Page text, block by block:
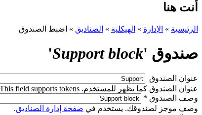
أنت هنا
الرئيسية » الإدارة » الهيكلية » الصناديق » اضبط الصندوق
صندوق 'Support block
'
‏عنوان الصندوق ‏
عنوان الصندوق كما يظهر للمستخدم. This field supports tokens.
‏وصف الصندوق ‏ *
وصف موجز لصندوقك. يستخدم في صفحة إدارة الصناديق.